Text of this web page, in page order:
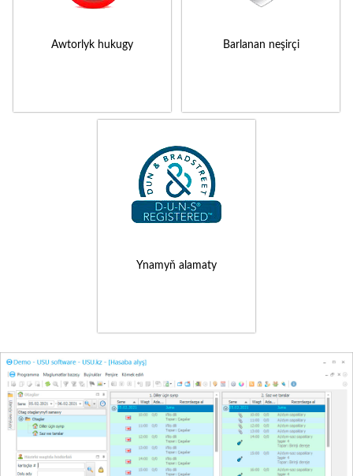
Awtorlyk hukugy Barlanan neşirçi
Ynamyň alamaty